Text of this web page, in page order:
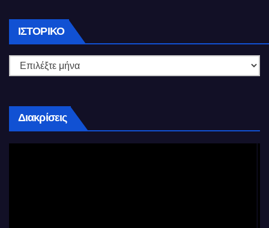
ΙΣΤΟΡΙΚΌ Ιστορικό
Διακρίσεις